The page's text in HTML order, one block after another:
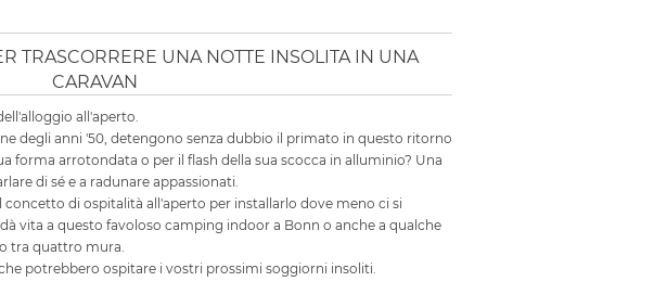
TRASCORRERE UNA NOTTE INSOLITA IN UNA
CARAVAN
all'aperto.
degli anni '50, detengono senza dubbio il primato in questo ritorno
forma arrotondata o per il flash della sua scocca in alluminio? Una
di sé e a radunare appassionati.
di ospitalità all'aperto per installarlo dove meno ci si
vita a questo favoloso camping indoor a Bonn o anche a qualche
tra quattro mura.
potrebbero ospitare i vostri prossimi soggiorni insoliti.